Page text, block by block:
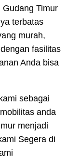
Timur
terbatas
murah,
fasilitas
Anda bisa
sebagai
anda
menjadi
Segera di